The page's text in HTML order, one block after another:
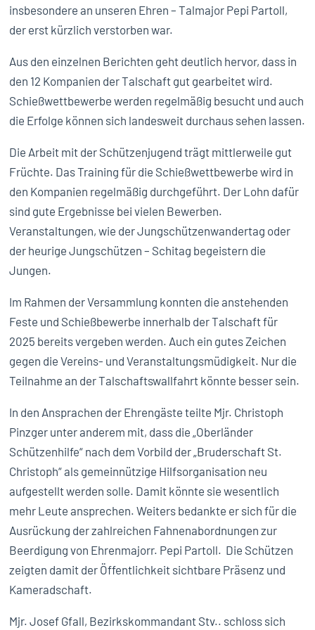
insbesondere an unseren Ehren – Talmajor Pepi Partoll,
der erst kürzlich verstorben war.
Aus den einzelnen Berichten geht deutlich hervor, dass in
den 12 Kompanien der Talschaft gut gearbeitet wird.
Schießwettbewerbe werden regelmäßig besucht und auch
die Erfolge können sich landesweit durchaus sehen lassen.
Die Arbeit mit der Schützenjugend trägt mittlerweile gut
Früchte. Das Training für die Schießwettbewerbe wird in
den Kompanien regelmäßig durchgeführt. Der Lohn dafür
sind gute Ergebnisse bei vielen Bewerben.
Veranstaltungen, wie der Jungschützenwandertag oder
der heurige Jungschützen – Schitag begeistern die
Jungen.
Im Rahmen der Versammlung konnten die anstehenden
Feste und Schießbewerbe innerhalb der Talschaft für
2025 bereits vergeben werden. Auch ein gutes Zeichen
gegen die Vereins- und Veranstaltungsmüdigkeit. Nur die
Teilnahme an der Talschaftswallfahrt könnte besser sein.
In den Ansprachen der Ehrengäste teilte Mjr. Christoph
Pinzger unter anderem mit, dass die „Oberländer
Schützenhilfe“ nach dem Vorbild der „Bruderschaft St.
Christoph“ als gemeinnützige Hilfsorganisation neu
aufgestellt werden solle. Damit könnte sie wesentlich
mehr Leute ansprechen. Weiters bedankte er sich für die
Ausrückung der zahlreichen Fahnenabordnungen zur
Beerdigung von Ehrenmajorr. Pepi Partoll. Die Schützen
zeigten damit der Öffentlichkeit sichtbare Präsenz und
Kameradschaft.
Mjr. Josef Gfall, Bezirkskommandant Stv.. schloss sich